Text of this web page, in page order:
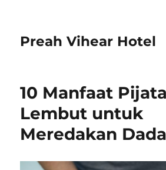
Preah Vihear Hotel
10 Manfaat
Lembut untuk
Meredakan